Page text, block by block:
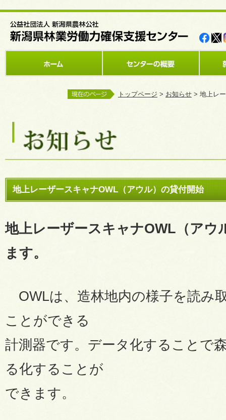
トップページ > お知らせ > 地上レ
地上レーザースキャナOWL（アウル）の貸付開始
地上レーザースキャナOWL（アウ
ます。
OWLは、造林地内の様子を読み
ことができる
計測器です。データ化することで
る化することが
できます。